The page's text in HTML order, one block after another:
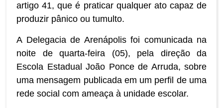
artigo 41, que é praticar qualquer ato capaz de
produzir pânico ou tumulto.
A Delegacia de Arenápolis foi comunicada na
noite de quarta-feira (05), pela direção da
Escola Estadual João Ponce de Arruda, sobre
uma mensagem publicada em um perfil de uma
rede social com ameaça à unidade escolar.